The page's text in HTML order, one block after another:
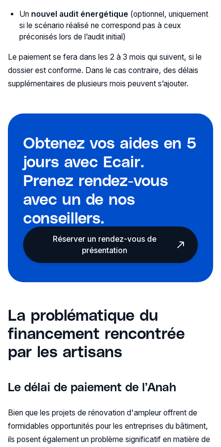
Un nouvel audit énergétique (optionnel, uniquement
si le scénario réalisé ne correspond pas à ceux
préconisés lors de l’audit initial)
Le paiement se fera dans les 2 à 3 mois qui suivent, si le
dossier est conforme. Dans le cas contraire, des délais
supplémentaires de plusieurs mois peuvent s’ajouter.
Obtenez vos aides en 5
jours avec Ecair.
Prenez rendez-vous
avec un de nos
conseillers.
Réserver un rendez-vous de
présentation
La problématique du
financement rencontrée
par les artisans
Le délai de paiement de l’Anah
Bien que les projets de rénovation d'ampleur offrent de
formidables opportunités pour les entreprises du bâtiment,
ils posent également un problème significatif en matière de